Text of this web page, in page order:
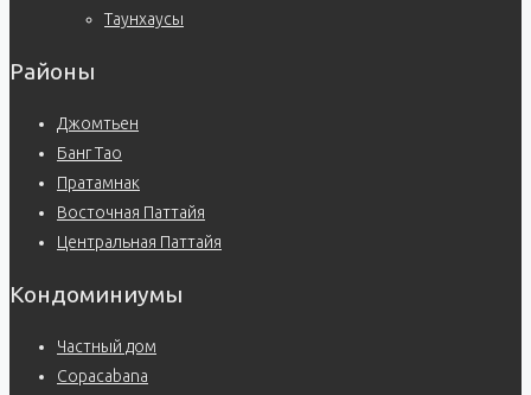
Таунхаусы
Районы
Джомтьен
Банг Тао
Пратамнак
Восточная Паттайя
Центральная Паттайя
Кондоминиумы
Частный дом
Copacabana